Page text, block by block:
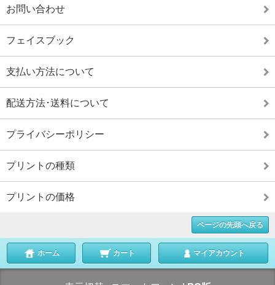
お問い合わせ
フェイスブック
支払い方法について
配送方法･送料について
プライバシーポリシー
プリントの種類
プリントの価格
ページの先頭へ戻る
ホーム カート マイアカウント